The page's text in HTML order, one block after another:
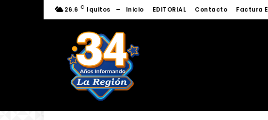
26.6 C Iquitos Inicio EDITORIAL Contacto Factura